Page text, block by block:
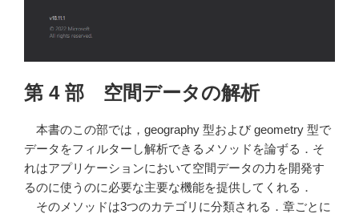
第 4 部 空間データの解析
本書のこの部では，geography 型および geometry 型で
データをフィルターし解析できるメソッドを論ずる．そ
れはアプリケーションにおいて空間データの力を開発す
るのに使うのに必要な主要な機能を提供してくれる．
そのメソッドは3つのカテゴリに分類される．章ごとに